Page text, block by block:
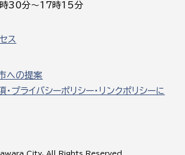
30分～17時15分
ス
への提案
・プライバシーポリシー・リンクポリシーに
City, All Rights Reserved.